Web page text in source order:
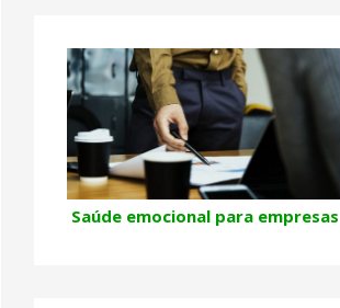
Saúde emocional para empresas